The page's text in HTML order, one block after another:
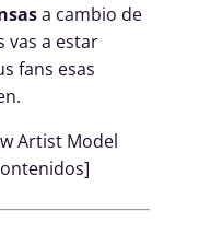
a cambio de
vas a estar
fans esas
Artist Model